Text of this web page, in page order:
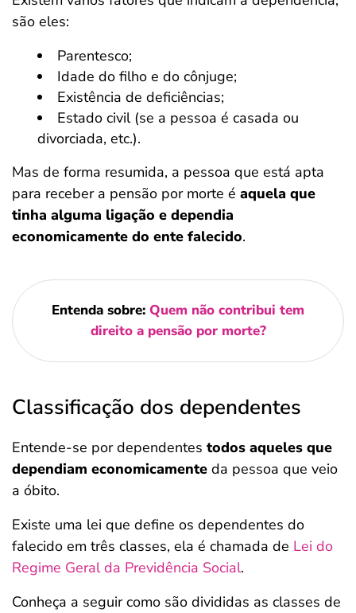
são eles:
Parentesco;
Idade do filho e do cônjuge;
Existência de deficiências;
Estado civil (se a pessoa é casada ou
divorciada, etc.).
Mas de forma resumida, a pessoa que está apta
para receber a pensão por morte é aquela que
tinha alguma ligação e dependia
economicamente do ente falecido.
Entenda sobre: Quem não contribui tem
direito a pensão por morte?
Classificação dos dependentes
Entende-se por dependentes todos aqueles que
dependiam economicamente da pessoa que veio
a óbito.
Existe uma lei que define os dependentes do
falecido em três classes, ela é chamada de Lei do
Regime Geral da Previdência Social.
Conheça a seguir como são divididas as classes de